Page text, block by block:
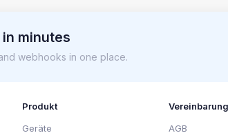
minutes
webhooks in one place.
Produkt
Geräte
Vereinbarung
AGB